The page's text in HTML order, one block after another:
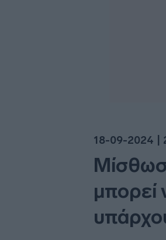
18-09-2024 |
μπορεί